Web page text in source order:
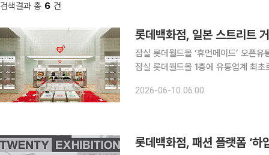
검색결과 총 6 건
롯데백화점, 일본 스트리트
잠실 롯데월드몰 ‘휴먼메이드’ 오픈유통업계
잠실 롯데월드몰 1층에 유통업계 최
션의 전설이자 ‘베이프’의 창립자인
2026-06-10 06:00
롯데백화점, 패션 플랫폼 ‘